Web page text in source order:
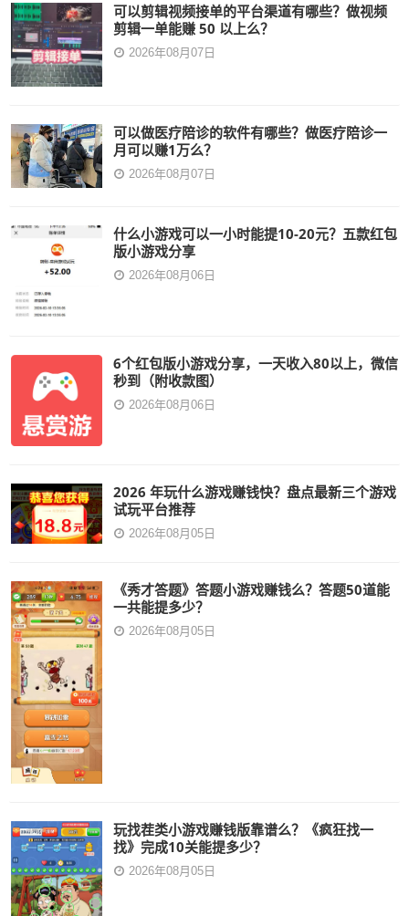
可以剪辑视频接单的平台渠道有哪些？做视频
剪辑一单能赚 50 以上么？
2026年08月07日
可以做医疗陪诊的软件有哪些？做医疗陪诊一
月可以赚1万么？
2026年08月07日
什么小游戏可以一小时能提10-20元？五款红包
版小游戏分享
2026年08月06日
6个红包版小游戏分享，一天收入80以上，微信
秒到（附收款图）
2026年08月06日
2026 年玩什么游戏赚钱快？盘点最新三个游戏
试玩平台推荐
2026年08月05日
《秀才答题》答题小游戏赚钱么？答题50道能
一共能提多少？
2026年08月05日
玩找茬类小游戏赚钱版靠谱么？《疯狂找一
找》完成10关能提多少？
2026年08月05日